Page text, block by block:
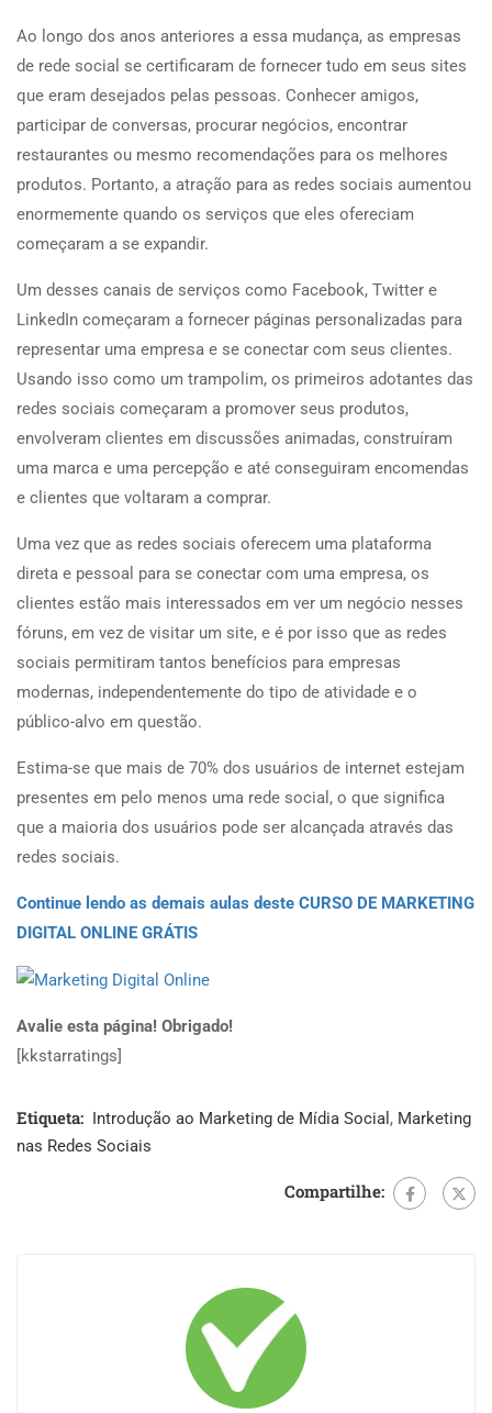
Ao longo dos anos anteriores a essa mudança, as empresas
de rede social se certificaram de fornecer tudo em seus sites
que eram desejados pelas pessoas. Conhecer amigos,
participar de conversas, procurar negócios, encontrar
restaurantes ou mesmo recomendações para os melhores
produtos. Portanto, a atração para as redes sociais aumentou
enormemente quando os serviços que eles ofereciam
começaram a se expandir.
Um desses canais de serviços como Facebook, Twitter e
LinkedIn começaram a fornecer páginas personalizadas para
representar uma empresa e se conectar com seus clientes.
Usando isso como um trampolim, os primeiros adotantes das
redes sociais começaram a promover seus produtos,
envolveram clientes em discussões animadas, construíram
uma marca e uma percepção e até conseguiram encomendas
e clientes que voltaram a comprar.
Uma vez que as redes sociais oferecem uma plataforma
direta e pessoal para se conectar com uma empresa, os
clientes estão mais interessados ​​em ver um negócio nesses
fóruns, em vez de visitar um site, e é por isso que as redes
sociais permitiram tantos benefícios para empresas
modernas, independentemente do tipo de atividade e o
público-alvo em questão.
Estima-se que mais de 70% dos usuários de internet estejam
presentes em pelo menos uma rede social, o que significa
que a maioria dos usuários pode ser alcançada através das
redes sociais.
Continue lendo as demais aulas deste CURSO DE MARKETING
DIGITAL ONLINE GRÁTIS
Avalie esta página! Obrigado!
[kkstarratings]
Etiqueta: Introdução ao Marketing de Mídia Social , Marketing
nas Redes Sociais
Compartilhe: